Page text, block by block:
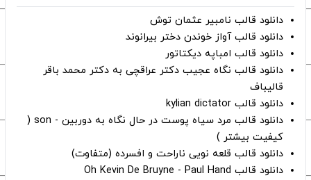
دانلود قالب نامبیر عثمان ‌توش
دانلود قالب آواز خوندن دختر بیرانوند
دانلود قالب امباپه دیکتاتور
دانلود قالب نگاه عجیب دکتر عراقچی به دکتر محمد باقر
قالیباف
دانلود قالب kylian dictator
دانلود قالب مرد سیاه پوست در حال نگاه به دوربین - son (
کیفیت بیشتر )
دانلود قالب قلعه نویی ناراحت و افسرده (متفاوت)
دانلود قالب Oh Kevin De Bruyne - Paul Hand